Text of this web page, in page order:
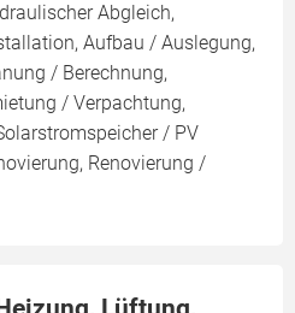
Abgleich,
Aufbau / Auslegung,
/ Berechnung,
/ Verpachtung,
/ PV
Renovierung /